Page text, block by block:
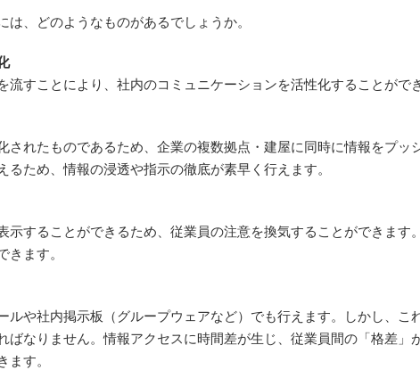
、どのようなものがあるでしょうか。
流すことにより、社内のコミュニケーションを活性化することがで
されたものであるため、企業の複数拠点・建屋に同時に情報をプッ
るため、情報の浸透や指示の徹底が素早く行えます。
示することができるため、従業員の注意を換気することができます
きます。
ルや社内掲示板（グループウェアなど）でも行えます。しかし、こ
ばなりません。情報アクセスに時間差が生じ、従業員間の「格差」
ます。